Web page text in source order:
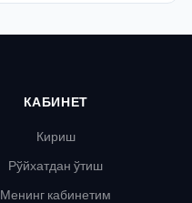
КАБИНЕТ
Кириш
Рўйхатдан ўтиш
Менинг кабинетим